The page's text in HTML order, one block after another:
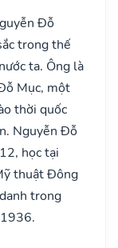
Đỗ
trong thế
ta. Ông là
Mục, một
thời quốc
Nguyễn Đỗ
học tại
thuật Đông
trong